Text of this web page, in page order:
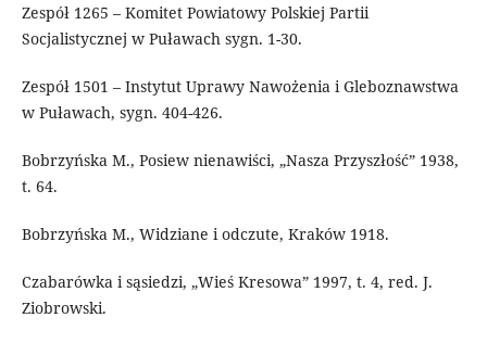
Zespół 1265 – Komitet Powiatowy Polskiej Partii
Socjalistycznej w Puławach sygn. 1-30.
Zespół 1501 – Instytut Uprawy Nawożenia i Gleboznawstwa
w Puławach, sygn. 404-426.
Bobrzyńska M., Posiew nienawiści, „Nasza Przyszłość” 1938,
t. 64.
Bobrzyńska M., Widziane i odczute, Kraków 1918.
Czabarówka i sąsiedzi, „Wieś Kresowa” 1997, t. 4, red. J.
Ziobrowski.